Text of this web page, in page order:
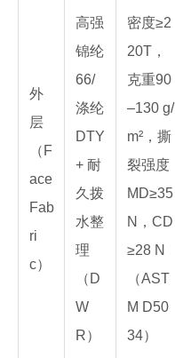
外
层
（F
ace
Fab
ri
c）
高强
锦纶
66/
涤纶
DTY
+ 耐
久拨
水整
理
（D
W
R）
密度≥2
20T，
克重90
–130 g/
m²，撕
裂强度
MD≥35
N，CD
≥28 N
（AST
M D50
34）